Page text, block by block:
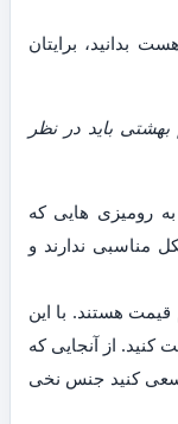
بدانید، برایتان
باید در نظر
رومیزی هایی که
مناسبی ندارند و
هستند. با این
از آنجایی که
کنید جنس نخی